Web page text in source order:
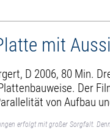
mit
D 2006, 80 Min.
Der
von Aufbau
erfolgt mit großer Sorgfalt.